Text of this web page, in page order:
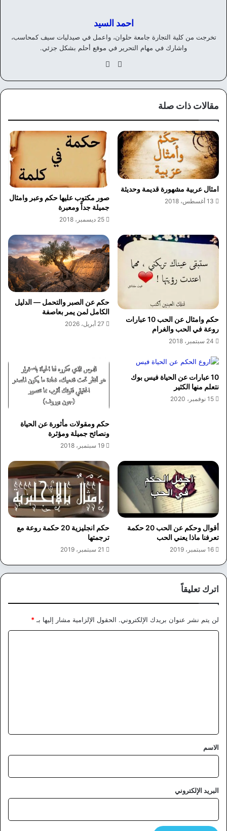
احمد السيد
تخرجت من كلية التجارة جامعة حلوان، واعمل في صيدليات سيف كمحاسب،
واشارك في مهام التحرير في موقع أحلم بشكل جزئي.
موق
الويوك
مقالات ذات صلة
امثال عربية مشهورة قديمة وحديثة
13 أغسطس، 2018
صور مكتوب عليها حكم وعبر وامثال
جميلة جداً ومعبرة
25 ديسمبر، 2018
حكم وامثال عن الحب 10 عبارات
روعة في الحب والغرام
24 سبتمبر، 2018
حكم عن الصبر والتحمل — الدليل
الكامل لمن يمر بعاصفة
27 أبريل، 2026
10 عبارات عن الحياة فيس بوك
نتعلم منها الكثير
15 نوفمبر، 2020
حكم ومقولات مأثورة عن الحياة
ونصائح جميلة ومؤثرة
19 سبتمبر، 2018
أقوال وحكم عن الحب 20 حكمة
تعرفنا ماذا يعني الحب
16 سبتمبر، 2019
حكم انجليزية 20 حكمة روعة مع
ترجمتها
21 سبتمبر، 2019
اترك تعليقاً
لن يتم نشر عنوان بريدك الإلكتروني. الحقول الإلزامية مشار إليها بـ*
*
الاسم
البريد الإلكتروني